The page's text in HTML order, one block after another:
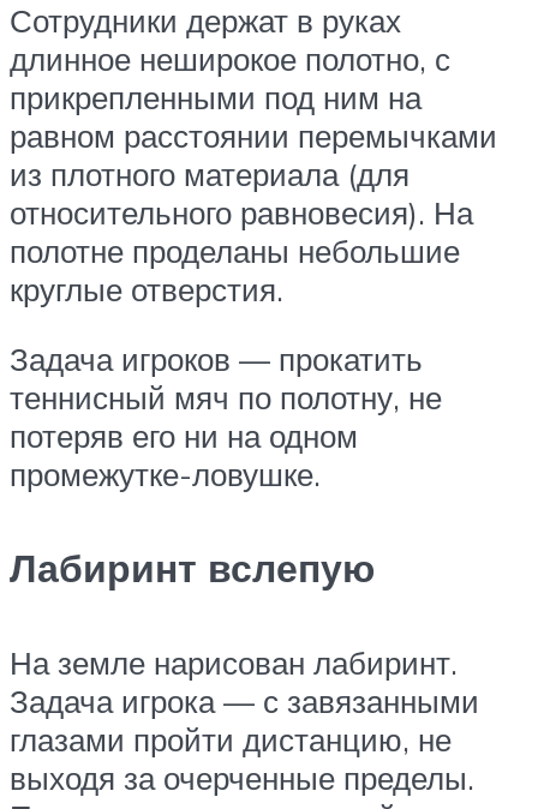
Сотрудники держат в руках
длинное неширокое полотно, с
прикрепленными под ним на
равном расстоянии перемычками
из плотного материала (для
относительного равновесия). На
полотне проделаны небольшие
круглые отверстия.
Задача игроков — прокатить
теннисный мяч по полотну, не
потеряв его ни на одном
промежутке-ловушке.
Лабиринт вслепую
На земле нарисован лабиринт.
Задача игрока — с завязанными
глазами пройти дистанцию, не
выходя за очерченные пределы.